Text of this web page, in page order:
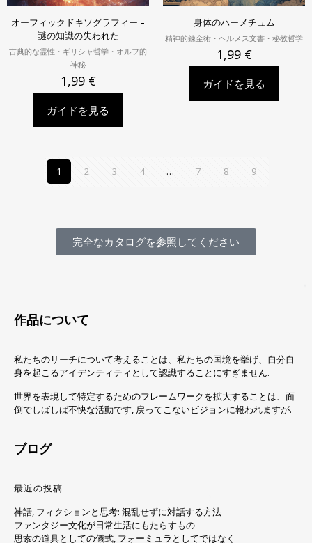
オーフィックドキソグラフィー -
謎の知識の失われた
古典的な霊性・ギリシャ哲学・オルフ的
神秘
1,99 €
ガイドを見る
身体のハーメチュム
精神的錬金術・ヘルメス文書・秘教哲学
1,99 €
ガイドを見る
1 2 3 4 … 7 8 9
完全なカタログを参照してください
作品について
私たちのリーチについて考えることは、私たちの国境を挙げ、自分自
身を起こるアイデンティティとして認識することにすぎません.
世界を表現して特定するためのフレームワークを拡大することは、面
倒でしばしば不快な活動です, 戻ってこないビジョンに報われますが.
ブログ
最近の投稿
神話, フィクションと思考: 混乱せずに対話する方法
ファンタジー文化が日常生活にもたらすもの
思索の道具としての儀式, フォーミュラとしてではなく